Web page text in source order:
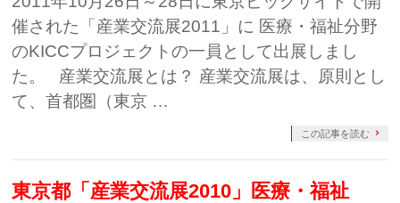
催された「産業交流展2011」に 医療・福祉分野
のKICCプロジェクトの一員として出展しまし
た。 産業交流展とは？ 産業交流展は、原則とし
て、首都圏（東京 …
この記事を読む
東京都「産業交流展2010」医療・福祉